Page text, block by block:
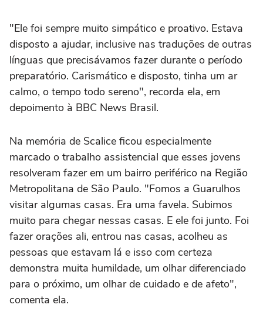
"Ele foi sempre muito simpático e proativo. Estava
disposto a ajudar, inclusive nas traduções de outras
línguas que precisávamos fazer durante o período
preparatório. Carismático e disposto, tinha um ar
calmo, o tempo todo sereno", recorda ela, em
depoimento à BBC News Brasil.
Na memória de Scalice ficou especialmente
marcado o trabalho assistencial que esses jovens
resolveram fazer em um bairro periférico na Região
Metropolitana de São Paulo. "Fomos a Guarulhos
visitar algumas casas. Era uma favela. Subimos
muito para chegar nessas casas. E ele foi junto. Foi
fazer orações ali, entrou nas casas, acolheu as
pessoas que estavam lá e isso com certeza
demonstra muita humildade, um olhar diferenciado
para o próximo, um olhar de cuidado e de afeto",
comenta ela.